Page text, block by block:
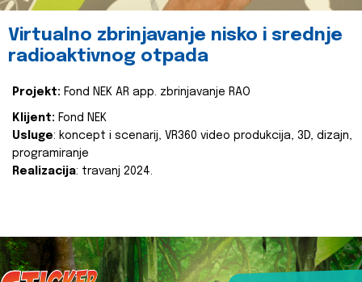
Virtualno zbrinjavanje nisko i srednje
radioaktivnog otpada
Projekt: Fond NEK AR app. zbrinjavanje RAO
Klijent: Fond NEK
Usluge: koncept i scenarij, VR360 video produkcija, 3D, dizajn,
programiranje
Realizacija: travanj 2024.